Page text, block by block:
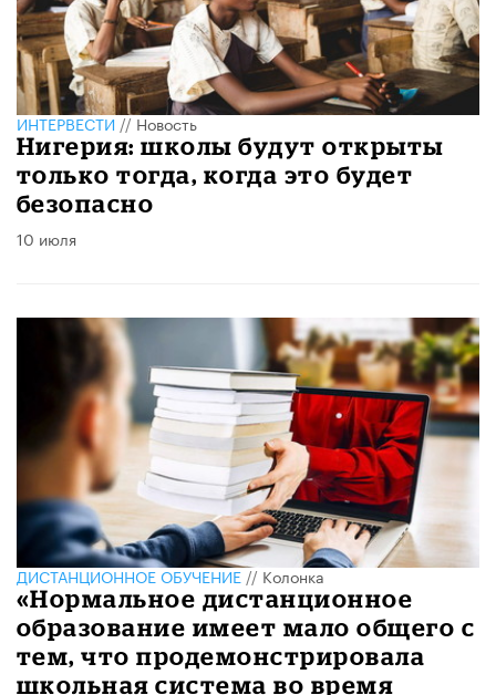
ИНТЕРВЕСТИ//Новость
Нигерия: школы будут открыты
только тогда, когда это будет
безопасно
10 июля
ДИСТАНЦИОННОЕ ОБУЧЕНИЕ// Колонка
«Нормальное дистанционное
образование имеет мало общего с
тем, что продемонстрировала
школьная система во время